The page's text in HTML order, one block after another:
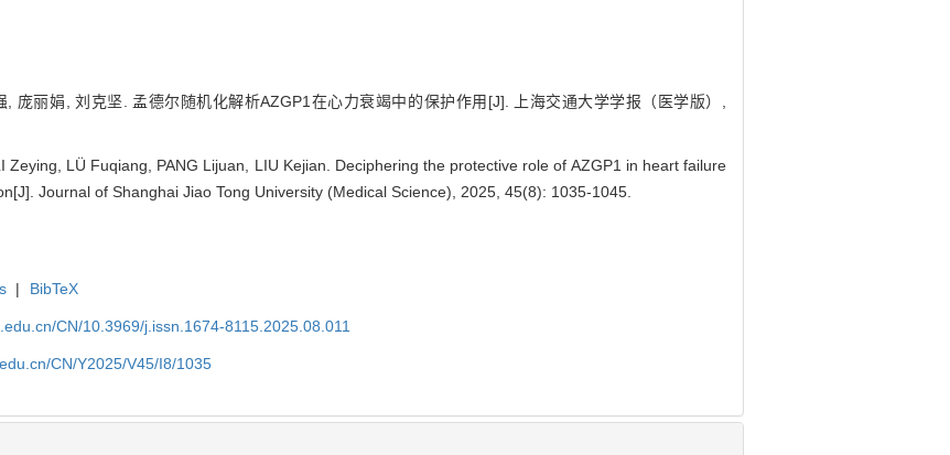
庞丽娟, 刘克坚. 孟德尔随机化解析AZGP1在心力衰竭中的保护作用[J]. 上海交通大学学报（医学版）,
Zeying, LÜ Fuqiang, PANG Lijuan, LIU Kejian. Deciphering the protective role of AZGP1 in heart failure
Journal of Shanghai Jiao Tong University (Medical Science), 2025, 45(8): 1035-1045.
| BibTeX
CN/10.3969/j.issn.1674-8115.2025.08.011
CN/Y2025/V45/I8/1035